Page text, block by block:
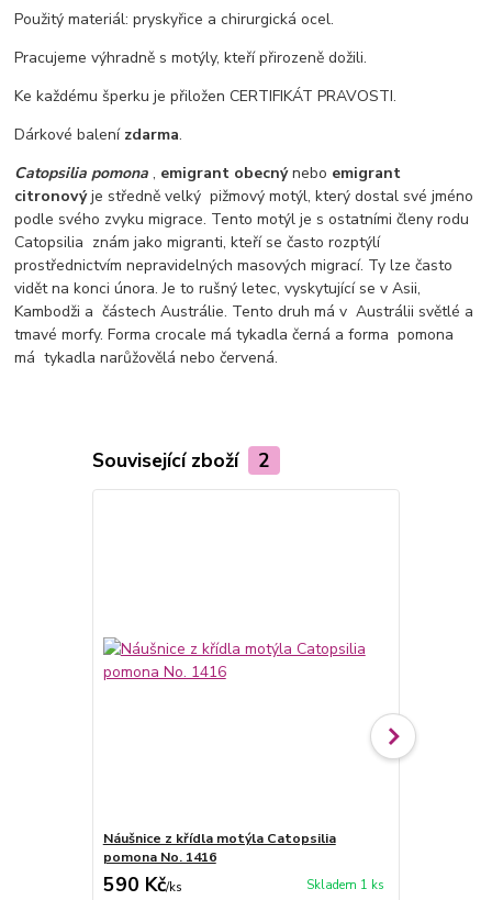
Použitý materiál: pryskyřice a chirurgická ocel.
Pracujeme výhradně s motýly, kteří přirozeně dožili.
Ke každému šperku je přiložen CERTIFIKÁT PRAVOSTI.
Dárkové balení zdarma.
Catopsilia pomona , emigrant obecnýnebo emigrant
citronovýje středně velký pižmový motýl, který dostal své jméno
podle svého zvyku migrace. Tento motýl je s ostatními členy rodu
Catopsilia znám jako migranti, kteří se často rozptýlí
prostřednictvím nepravidelných masových migrací. Ty lze často
vidět na konci února. Je to rušný letec, vyskytující se v Asii,
Kambodži a částech Austrálie. Tento druh má v Austrálii světlé a
tmavé morfy. Forma crocale má tykadla černá a forma pomona
má tykadla narůžovělá nebo červená.
Související zboží 2
Náušnice z křídla motýla Catopsilia
pomona No. 1416
590 Kč/ks Skladem 1 ks